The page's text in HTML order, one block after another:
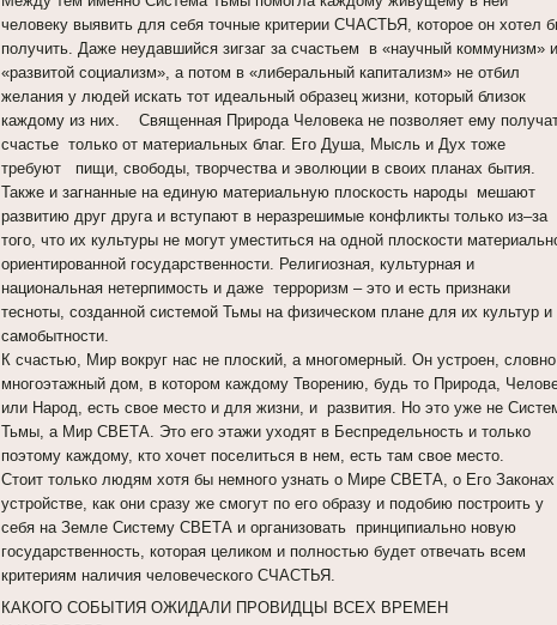
человеку выявить для себя точные критерии СЧАСТЬЯ, которое он хотел
получить. Даже неудавшийся зигзаг за счастьем в «научный коммунизм» и
«развитой социализм», а потом в «либеральный капитализм» не отбил
желания у людей искать тот идеальный образец жизни, который близок
каждому из них. Священная Природа Человека не позволяет ему
счастье только от материальных благ. Его Душа, Мысль и Дух тоже
требуют пищи, свободы, творчества и эволюции в своих планах бытия.
Также и загнанные на единую материальную плоскость народы мешают
развитию друг друга и вступают в неразрешимые конфликты только из–за
того, что их культуры не могут уместиться на одной плоскости
ориентированной государственности. Религиозная, культурная и
национальная нетерпимость и даже терроризм – это и есть признаки
тесноты, созданной системой Тьмы на физическом плане для их культур и
самобытности.
К счастью, Мир вокруг нас не плоский, а многомерный. Он устроен, словно
многоэтажный дом, в котором каждому Творению, будь то Природа,
или Народ, есть свое место и для жизни, и развития. Но это уже не
Тьмы, а Мир СВЕТА. Это его этажи уходят в Беспредельность и только
поэтому каждому, кто хочет поселиться в нем, есть там свое место.
Стоит только людям хотя бы немного узнать о Мире СВЕТА, о Его
устройстве, как они сразу же смогут по его образу и подобию построить у
себя на Земле Систему СВЕТА и организовать принципиально новую
государственность, которая целиком и полностью будет отвечать всем
критериям наличия человеческого СЧАСТЬЯ.
КАКОГО СОБЫТИЯ ОЖИДАЛИ ПРОВИДЦЫ ВСЕХ ВРЕМЕН